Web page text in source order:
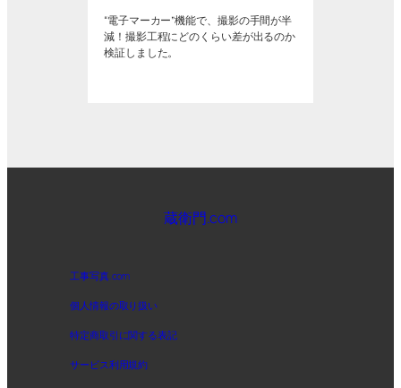
“電子マーカー”機能で、撮影の手間が半
減！撮影工程にどのくらい差が出るのか
検証しました。
蔵衛門.com
工事写真.com
個人情報の取り扱い
特定商取引に関する表記
サービス利用規約